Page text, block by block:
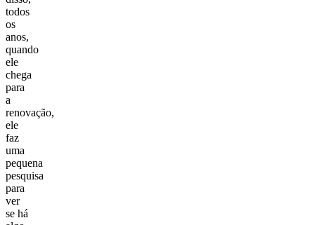
todos
os
anos,
quando
ele
chega
para
a
renovação,
ele
faz
uma
pequena
pesquisa
para
ver
se há